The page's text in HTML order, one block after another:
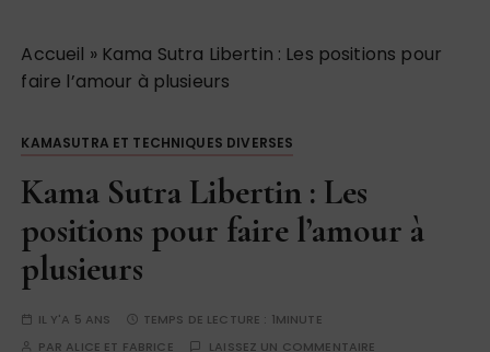
Accueil » Kama Sutra Libertin : Les positions pour
faire l’amour à plusieurs
KAMASUTRA ET TECHNIQUES DIVERSES
Kama Sutra Libertin : Les
positions pour faire l’amour à
plusieurs
IL Y'A 5 ANS TEMPS DE LECTURE : 1MINUTE
PAR ALICE ET FABRICE LAISSEZ UN COMMENTAIRE